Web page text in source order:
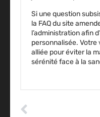
Si une question
la FAQ du site
l’administration afin
personnalisée.
alliée pour éviter la
sérénité face à la